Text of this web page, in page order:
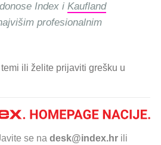
Index i Kaufland
profesionalnim
ili želite prijaviti grešku u
se na desk@index.hr ili